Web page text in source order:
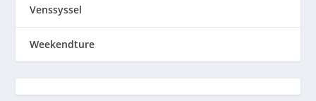
Venssyssel
Weekendture